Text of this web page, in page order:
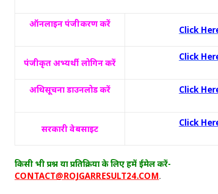
ऑनलाइन पंजीकरण करें
Click
पंजीकृत अभ्यर्थी लोगिन करें
Click
अधिसूचना डाउनलोड करें Click
सरकारी वेबसाइट
Click
किसी भी प्रश्न या प्रतिक्रिया के लिए हमें ईमेल करें-
CONTACT@ROJGARRESULT24.COM.